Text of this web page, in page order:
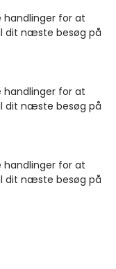
handlinger for at
dit næste besøg på
handlinger for at
dit næste besøg på
handlinger for at
dit næste besøg på